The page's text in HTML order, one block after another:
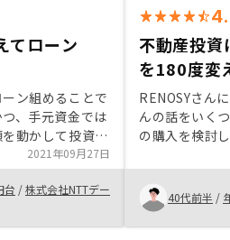
てローン
ン組めることで
、手元資金では
動かして投資で
はできないメリッ
2021年09月27日
台 /株式会社NTTデー
不動産投資
を180度変
RENOSYさん
んの話をいく
の購入を検討
っていました
る不動産会社
ていたときに
た。 担当して
40代前半 /